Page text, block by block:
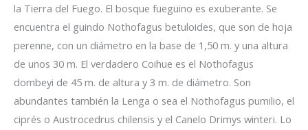
la Tierra del Fuego. El bosque fueguino es exuberante. Se
encuentra el guindo Nothofagus betuloides, que son de hoja
perenne, con un diámetro en la base de 1,50 m. y una altura
de unos 30 m. El verdadero Coihue es el Nothofagus
dombeyi de 45 m. de altura y 3 m. de diámetro. Son
abundantes también la Lenga o sea el Nothofagus pumilio, el
ciprés o Austrocedrus chilensis y el Canelo Drimys winteri. Lo